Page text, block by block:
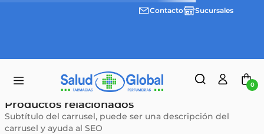
Envíos
Contacto Sucursales
0
Productos relacionados
Subtítulo del carrusel, puede ser una descripción del
carrusel y ayuda al SEO